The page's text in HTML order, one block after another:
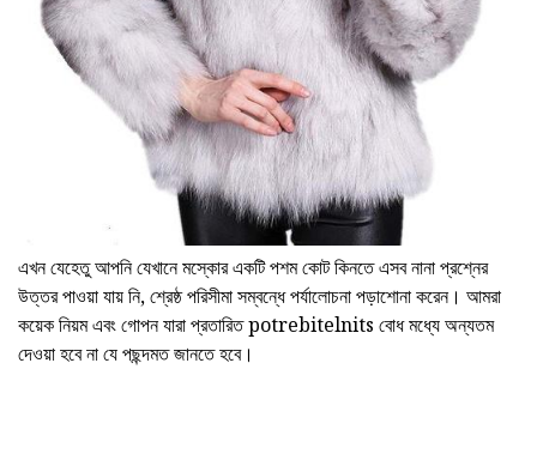
এখন যেহেতু আপনি যেখানে মস্কোর একটি পশম কোট কিনতে এসব নানা প্রশ্নের
উত্তর পাওয়া যায় নি, শ্রেষ্ঠ পরিসীমা সম্বন্ধে পর্যালোচনা পড়াশোনা করেন। আমরা
কয়েক নিয়ম এবং গোপন যারা প্রতারিত potrebitelnits বোধ মধ্যে অন্যতম
দেওয়া হবে না যে পছন্দমত জানতে হবে।